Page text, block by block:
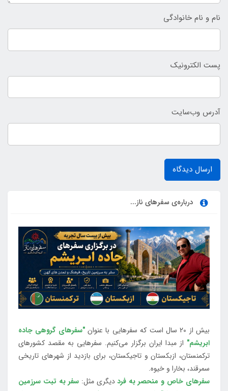
نام و نام خانوادگی
پست الکترونیک
آدرس وب‌سایت
ارسال دیدگاه
درباره‌ی سفرهای ناز...
بیش از 20 سال است که سفرهایی با عنوان
"سفرهای گروهی جاده
ابریشم" از مبدا ایران برگزار می‌کنیم. سفرهایی به مقصد کشورهای
ترکمنستان، ازبکستان و تاجیکستان، برای بازدید از شهرهای تاریخی
سمرقند، بخارا و خیوه.
سفرهای خاص و منحصر به فرددیگری مثل:سفر به تبت سرزمین